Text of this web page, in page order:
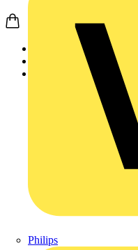
Philips